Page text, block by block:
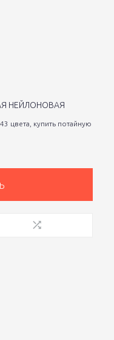
НЕЙЛОНОВАЯ
цвета, купить потайную